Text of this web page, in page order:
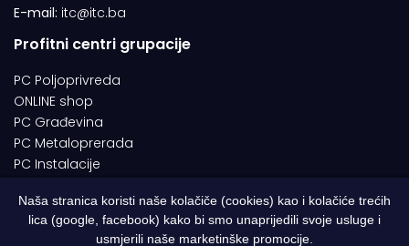
E-mail: itc@itc.ba
Profitni centri grupacije
PC Poljoprivreda
ONLINE shop
PC Građevina
PC Metaloprerada
PC Instalacije
© 1994-2026 | ITC d.o.o. Zenica. Sva prava pridržana | Designed by
Naša stranica koristi naše kolačiče (cookies) kao i kolačiće trećih
lica (google, facebook) kako bi smo unaprijedili svoje usluge i
usmjerili naše marketinške promocije.